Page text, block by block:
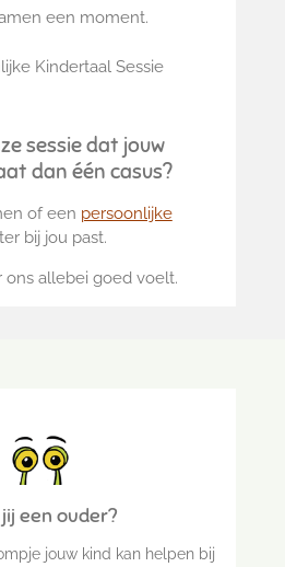
een moment.
Kindertaal Sessie
sessie dat jouw
dan één casus?
of een persoonlijke
bij jou past.
ons allebei goed voelt.
een ouder?
jouw kind kan helpen bij